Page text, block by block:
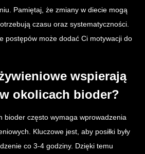
Pamiętaj, że zmiany w diecie mogą
czasu oraz systematyczności.
postępów może dodać Ci motywacji do
wspierają
okolicach bioder?
bioder często wymaga wprowadzenia
Kluczowe jest, aby posiłki były
co 3-4 godziny. Dzięki temu